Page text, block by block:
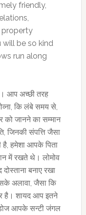
friendly,
property
will be so kind
run along
आप अच्छी तरह
कि लंबे समय से,
को जानने का सम्मान
जिनकी संपत्ति जैसा
है, हमेशा आपके पिता
में रखते थे। लोमोव
बनाए रखा
अलावा, जैसा कि
है। शायद आप इतने
आपके सन्टी जंगल